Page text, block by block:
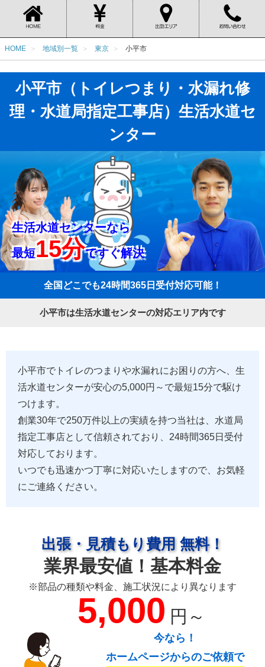
HOME 地域別一覧 東京 小平市
小平市（トイレつまり・水漏れ修
理・水道局指定工事店）生活水道セ
ンター
生活水道センターなら
最短15分ですぐ解決
全国どこでも24時間365日受付対応可能！
小平市は生活水道センターの対応エリア内です
小平市でトイレのつまりや水漏れにお困りの方へ、生
活水道センターが安心の5,000円～で最短15分で駆け
つけます。
創業30年で250万件以上の実績を持つ当社は、水道局
指定工事店として信頼されており、24時間365日受付
対応しております。
いつでも迅速かつ丁寧に対応いたしますので、お気軽
にご連絡ください。
出張・見積もり費用 無料！
業界最安値！基本料金
※部品の種類や料金、施工状況により異なります
5,000円～
今なら！
ホームページからのご依頼で